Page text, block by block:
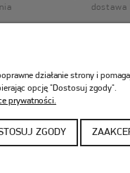
dostawa
działanie strony i
opcję "Dostosuj zgody".
prywatności.
ZGODY